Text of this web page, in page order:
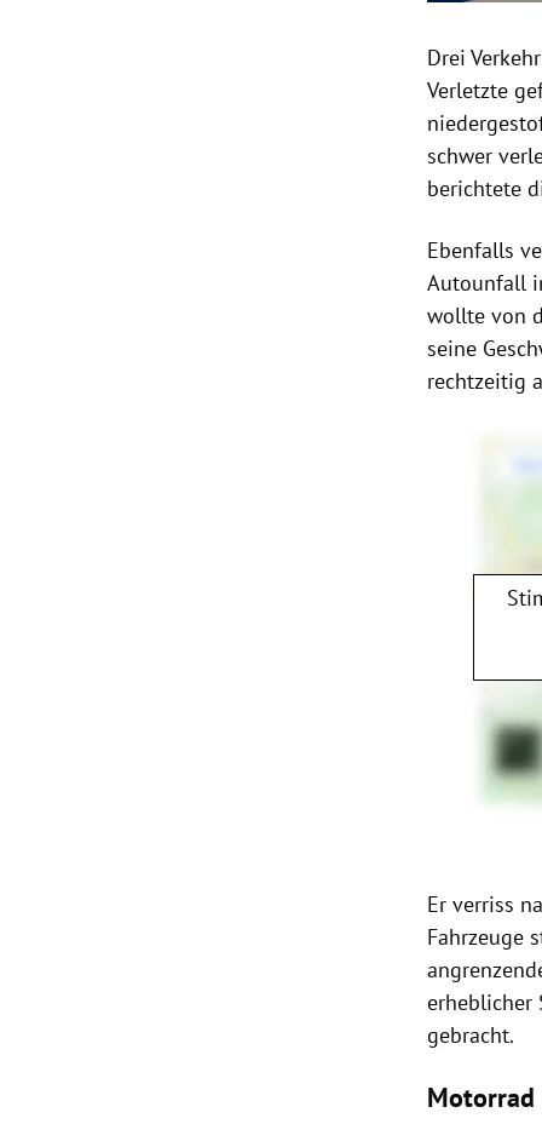
Drei
Verletzte
schwer
berichtete
Ebenfalls
Autounfall
wollte von
seine
rechtzeitig
Er verriss
Fahrzeuge
erheblicher
gebracht.
Motorrad